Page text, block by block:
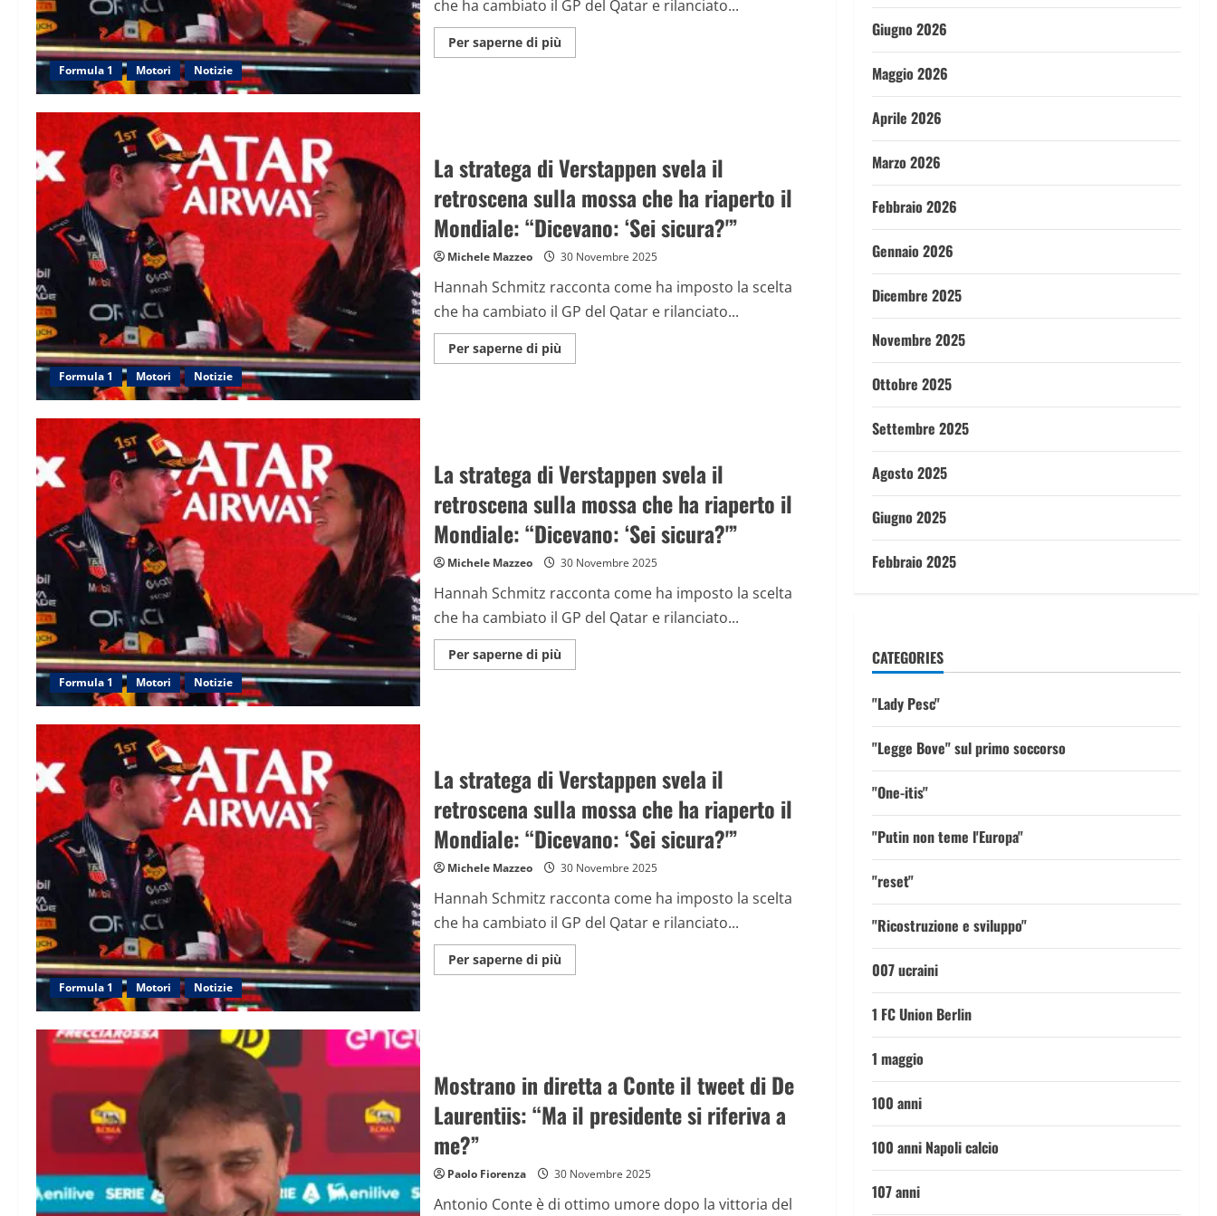
Formula 1 Motori Notizie
che ha cambiato il GP del Qatar e rilanciato...
Per saperne di piùMaggiori
informazioni
sulla
mossa
che
ha
il
Mondiale:
“Dicevano:
sicura?'”
Formula 1 Motori Notizie
La stratega di Verstappen svela il
retroscena sulla mossa che ha riaperto il
Mondiale: “Dicevano: ‘Sei sicura?'”
Michele Mazzeo 30 Novembre 2025
Hannah Schmitz racconta come ha imposto la scelta
che ha cambiato il GP del Qatar e rilanciato...
Per saperne di piùMaggiori
informazioni
sulla
mossa
che
ha
il
Mondiale:
“Dicevano:
sicura?'”
Formula 1 Motori Notizie
La stratega di Verstappen svela il
retroscena sulla mossa che ha riaperto il
Mondiale: “Dicevano: ‘Sei sicura?'”
Michele Mazzeo 30 Novembre 2025
Hannah Schmitz racconta come ha imposto la scelta
che ha cambiato il GP del Qatar e rilanciato...
Per saperne di piùMaggiori
informazioni
retroscena
sulla
mossa
che
ha
il
“Dicevano:
sicura?'”
Formula 1 Motori Notizie
La stratega di Verstappen svela il
retroscena sulla mossa che ha riaperto il
Mondiale: “Dicevano: ‘Sei sicura?'”
Michele Mazzeo 30 Novembre 2025
Hannah Schmitz racconta come ha imposto la scelta
che ha cambiato il GP del Qatar e rilanciato...
Per saperne di piùMaggiori
informazioni
retroscena
sulla
mossa
che
ha
“Dicevano:
sicura?'”
Mostrano in diretta a Conte il tweet di De
Laurentiis: “Ma il presidente si riferiva a
me?”
Paolo Fiorenza 30 Novembre 2025
Antonio Conte è di ottimo umore dopo la vittoria del
Giugno 2026
Maggio 2026
Aprile 2026
Marzo 2026
Febbraio 2026
Gennaio 2026
Dicembre 2025
Novembre 2025
Ottobre 2025
Settembre 2025
Agosto 2025
Giugno 2025
Febbraio 2025
CATEGORIES
"Lady Pesc"
"Legge Bove" sul primo soccorso
"One-itis"
"Putin non teme l'Europa"
"reset"
"Ricostruzione e sviluppo"
007 ucraini
1 FC Union Berlin
1 maggio
100 anni
100 anni Napoli calcio
107 anni